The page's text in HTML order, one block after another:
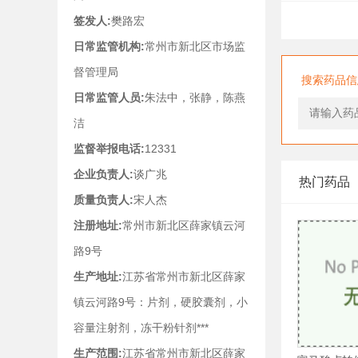
搜索药品
热门药品
签发人:樊路宏
日常监管机构:常州市新北区市场监
督管理局
日常监管人员:朱法中，张静，陈燕
洁
监督举报电话:12331
企业负责人:谈广兆
质量负责人:宋人杰
注册地址:常州市新北区薛家镇云河
路9号
生产地址:江苏省常州市新北区薛家
镇云河路9号：片剂，硬胶囊剂，小
容量注射剂，冻干粉针剂***
生产范围:江苏省常州市新北区薛家